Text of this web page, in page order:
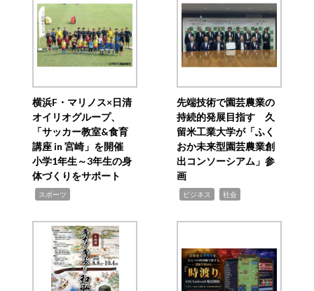
横浜F・マリノス×日清
オイリオグループ、
「サッカー教室&食育
講座 in 宮崎」を開催
小学1年生～3年生の身
体づくりをサポート
スポーツ
先端技術で園芸農業の
持続的発展目指す 久
留米工業大学が「ふく
おか未来型園芸農業創
出コンソーシアム」参
画
ビジネス 社会